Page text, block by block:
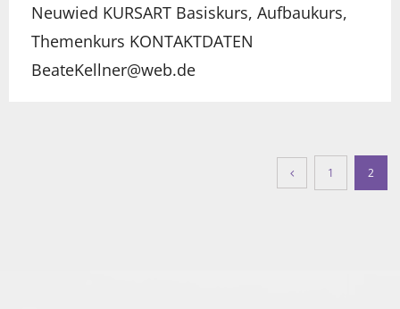
Neuwied KURSART Basiskurs, Aufbaukurs,
Themenkurs KONTAKTDATEN
BeateKellner@web.de
1 2